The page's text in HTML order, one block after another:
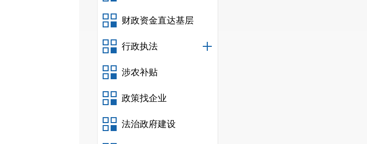
财政资金直达基层
行政执法
涉农补贴
政策找企业
法治政府建设